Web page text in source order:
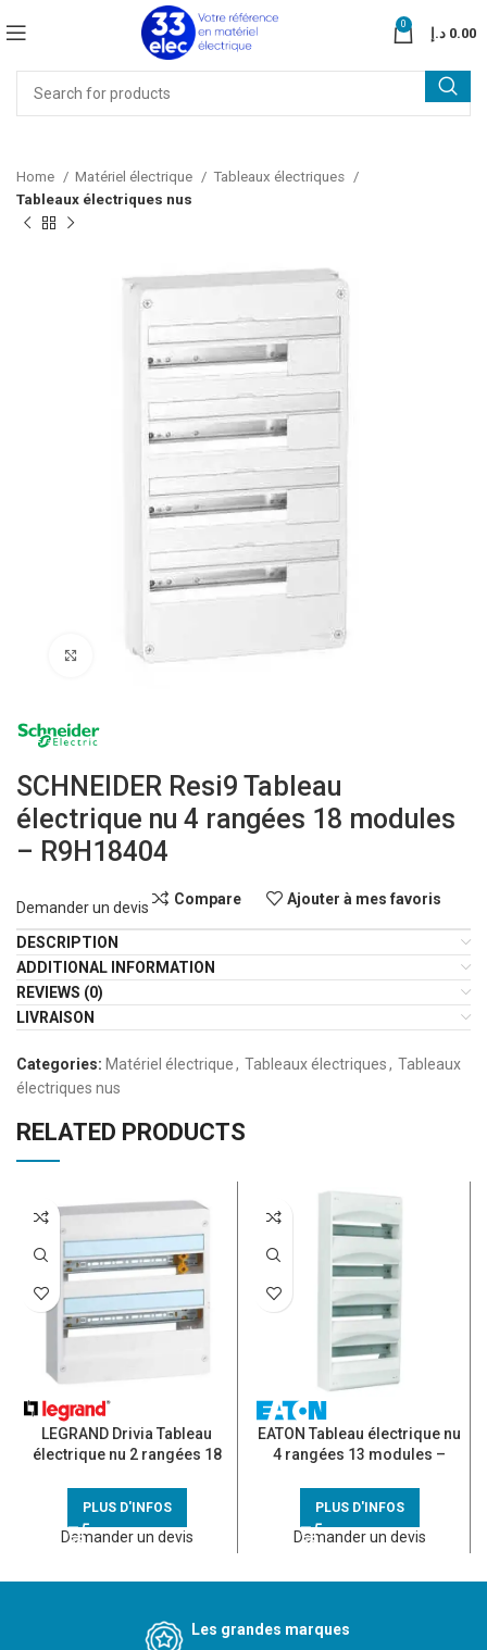
0
0.00 د.إ
Home Matériel électrique
Tableaux électriques
Tableaux électriques nus
Click to enlarge
SCHNEIDER Resi9 Tableau
électrique nu 4 rangées 18 modules
– R9H18404
Demander un devis
Compare Ajouter à mes favoris
DESCRIPTION
ADDITIONAL INFORMATION
REVIEWS (0)
LIVRAISON
Categories: Matériel électrique, Tableaux électriques, Tableaux
électriques nus
RELATED PRODUCTS
LEGRAND Drivia Tableau
électrique nu 2 rangées 18
PLUS D'INFOS
Demander un devis
EATON Tableau électrique nu
4 rangées 13 modules –
PLUS D'INFOS
Demander un devis
Les grandes marques